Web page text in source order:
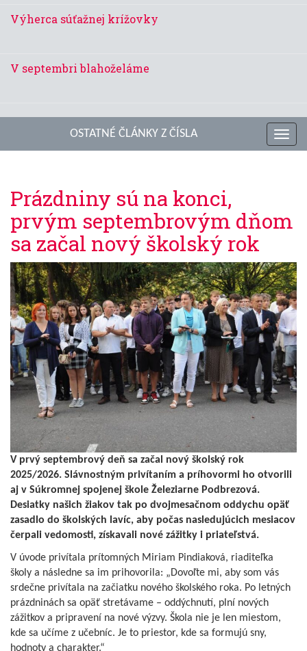
Výherca súťažnej krížovky
V septembri blahoželáme
OSTATNÉ ČLÁNKY Z ČÍSLA
Prázdniny sú na konci,
prvým septembrovým dňom
sa začal nový školský rok
V prvý septembrový deň sa začal nový školský rok
2025/2026. Slávnostným privítaním a príhovormi ho otvorili
aj v Súkromnej spojenej škole Železiarne Podbrezová.
Desiatky našich žiakov tak po dvojmesačnom oddychu opäť
zasadlo do školských lavíc, aby počas nasledujúcich mesiacov
čerpali vedomosti, získavali nové zážitky i priateľstvá.
V úvode privítala prítomných Miriam Pindiaková, riaditeľka
školy a následne sa im prihovorila: „Dovoľte mi, aby som vás
srdečne privítala na začiatku nového školského roka. Po letných
prázdninách sa opäť stretávame – oddýchnutí, plní nových
zážitkov a pripravení na nové výzvy. Škola nie je len miestom,
kde sa učíme z učebníc. Je to priestor, kde sa formujú sny,
hodnoty a charakter.“